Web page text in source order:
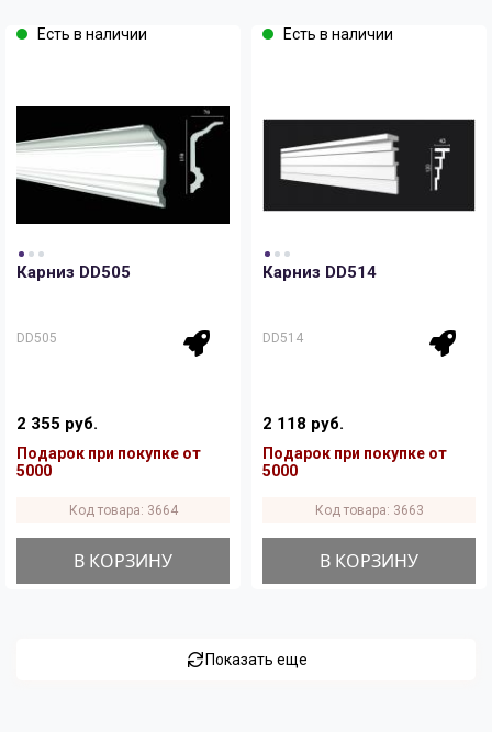
Есть в наличии
Карниз DD505
DD505
2 355 руб.
Подарок при покупке от
5000
Код товара: 3664
В КОРЗИНУ
Есть в наличии
Карниз DD514
DD514
2 118 руб.
Подарок при покупке от
5000
Код товара: 3663
В КОРЗИНУ
Показать еще